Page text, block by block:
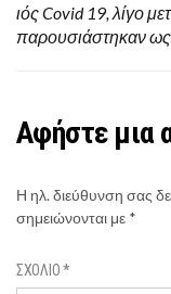
ιός Covid 19, λίγο
παρουσιάστηκαν
Αφήστε μια
Η ηλ. διεύθυνση σας
σημειώνονται με *
ΣΧΌΛΙΟ*